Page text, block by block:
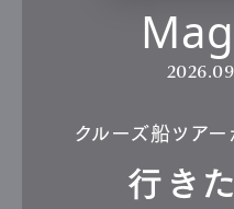
2026.09
クルーズ船ツア
行き